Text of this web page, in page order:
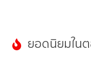
ยอดนิยมใน